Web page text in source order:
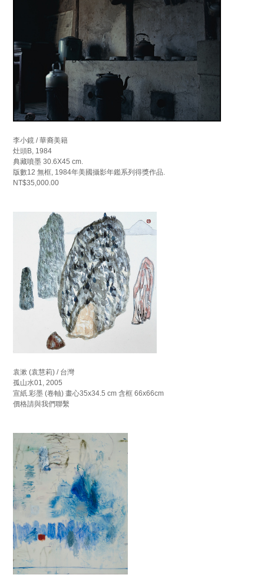
李小鏡 / 華裔美籍
灶頭B, 1984
典藏噴墨 30.6X45 cm.
版數12 無框, 1984年美國攝影年鑑系列得獎作品.
NT$35,000.00
袁漱 (袁慧莉) / 台灣
孤山水01, 2005
宣紙.彩墨 (卷軸) 畫心35x34.5 cm 含框 66x66cm
價格請與我們聯繫